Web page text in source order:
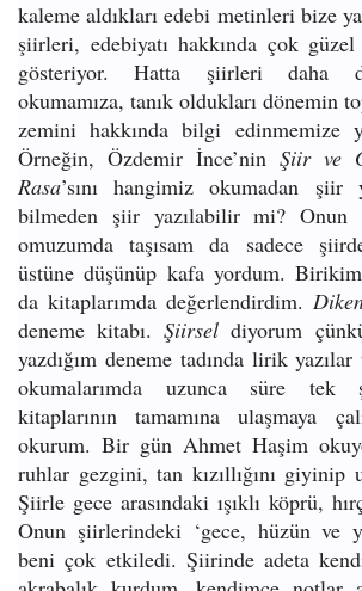
kaleme aldıkları edebi metinleri bize
şiirleri, edebiyatı hakkında çok
gösteriyor. Hatta şiirleri daha
okumamıza, tanık oldukları dönemin
zemini hakkında bilgi edinmemize
Örneğin, Özdemir İnce’nin Şiir ve
Rasa’sını hangimiz okumadan şiir
bilmeden şiir yazılabilir mi?
omuzumda taşısam da sadece
üstüne düşünüp kafa yordum.
da kitaplarımda değerlendirdim.
deneme kitabı.Şiirsel diyorum
yazdığım deneme tadında lirik
okumalarımda uzunca süre tek
kitaplarının tamamına ulaşmaya
okurum. Bir gün Ahmet Haşim
ruhlar gezgini, tan kızıllığını giyinip
Şiirle gece arasındaki ışıklı köprü,
Onun şiirlerindeki ‘gece, hüzün ve
beni çok etkiledi. Şiirinde adeta